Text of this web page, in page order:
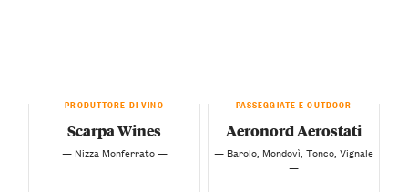
PRODUTTORE DI VINO
Scarpa Wines
— Nizza Monferrato —
PASSEGGIATE E OUTDOOR
Aeronord Aerostati
— Barolo, Mondovì, Tonco, Vignale
—